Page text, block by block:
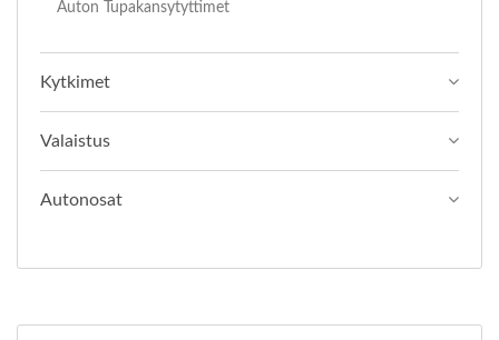
Auton Tupakansytyttimet
Kytkimet
Valaistus
Autonosat